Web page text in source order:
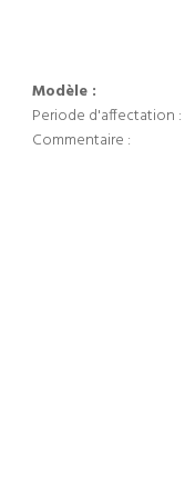
Modèle :
Periode d'affectation :
Commentaire :